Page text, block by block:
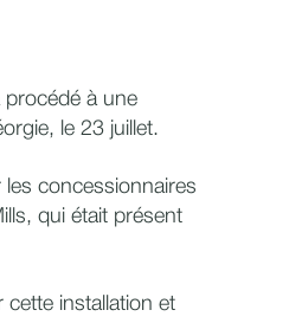
procédé à une
le 23 juillet.
les concessionnaires
qui était présent
installation et